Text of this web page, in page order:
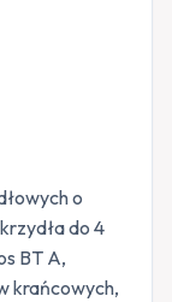
o
do 4
BT A,
krańcowych,